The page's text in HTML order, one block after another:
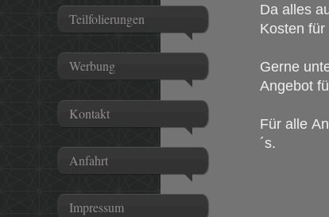
Teilfolierungen
Werbung
Kontakt
Anfahrt
Impressum
Da alles
Kosten
Gerne
Angebot
Für alle
´s.